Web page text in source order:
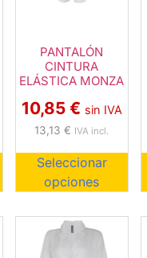
PANTALÓN
CINTURA
ELÁSTICA MONZA
10,85 € sin IVA
13,13€ IVA incl.
Seleccionar
opciones